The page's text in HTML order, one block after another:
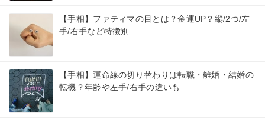
【手相】ファティマの目とは？金運UP？縦/2つ/左
手/右手など特徴別
【手相】運命線の切り替わりは転職・離婚・結婚の
転機？年齢や左手/右手の違いも